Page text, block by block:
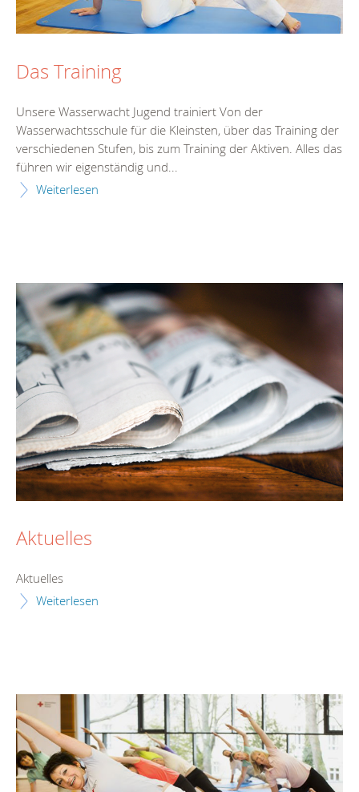
Das Training
Unsere Wasserwacht Jugend trainiert Von der
Wasserwachtsschule für die Kleinsten, über das Training der
verschiedenen Stufen, bis zum Training der Aktiven. Alles das
führen wir eigenständig und...
Weiterlesen
Aktuelles
Aktuelles
Weiterlesen